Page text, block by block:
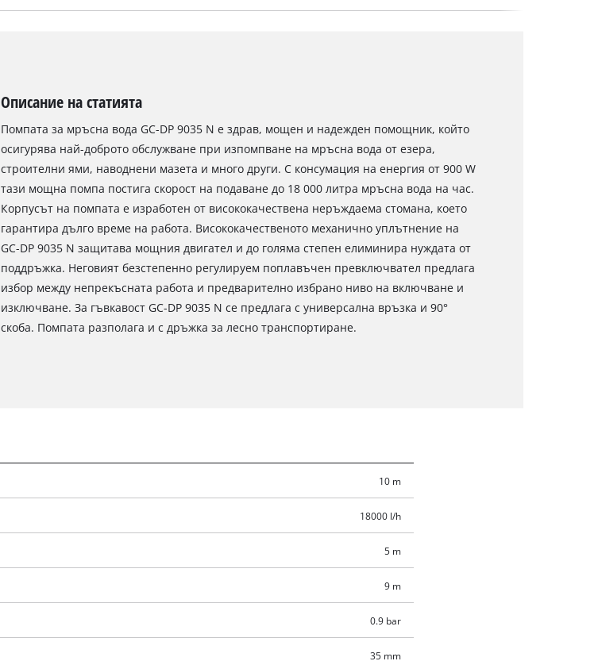
Описание на статията
Помпата за мръсна вода GC-DP 9035 N е здрав, мощен и надежден помощник, който
осигурява най-доброто обслужване при изпомпване на мръсна вода от езера,
строителни ями, наводнени мазета и много други. С консумация на енергия от 900 W
тази мощна помпа постига скорост на подаване до 18 000 литра мръсна вода на час.
Корпусът на помпата е изработен от висококачествена неръждаема стомана, което
гарантира дълго време на работа. Висококачественото механично уплътнение на
GC-DP 9035 N защитава мощния двигател и до голяма степен елиминира нуждата от
поддръжка. Неговият безстепенно регулируем поплавъчен превключвател предлага
избор между непрекъсната работа и предварително избрано ниво на включване и
изключване. За гъвкавост GC-DP 9035 N се предлага с универсална връзка и 90°
скоба. Помпата разполага и с дръжка за лесно транспортиране.
10 m
18000 l/h
5 m
9 m
0.9 bar
35 mm